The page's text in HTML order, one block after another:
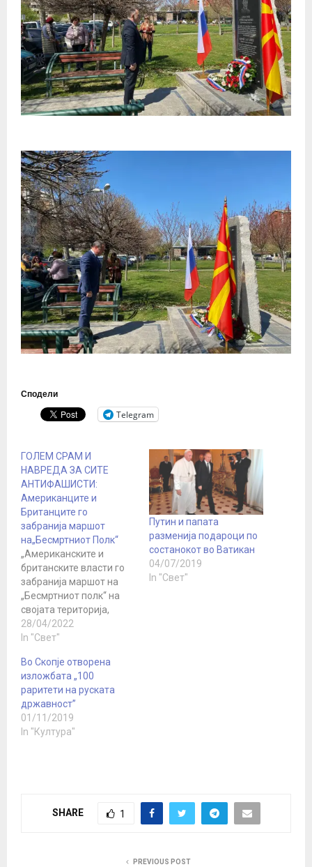
Сподели
Telegram
ГОЛЕМ СРАМ И
НАВРЕДА ЗА СИТЕ
АНТИФАШИСТИ:
Американците и
Британците го
забранија маршот
на„Бесмртниот Полк“
„Американските и
британските власти го
забранија маршот на
„Бесмртниот полк“ на
својата територија,
изјави денеска
копретседателот на
истоименото
општествено движење,
генерал-полковник
Сергеј Макаров. „Во
Велика Британија не е
забранета само
поворката…
28/04/2022
In "Свет"
Путин и папата
разменија подароци по
состанокот во Ватикан
04/07/2019
In "Свет"
Во Скопје отворена
изложбата „100
раритети на руската
државност”
01/11/2019
In "Култура"
SHARE 1
PREVIOUS POST